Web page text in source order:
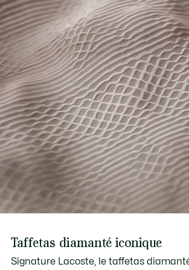
Crocodile en silicone sous la ceinture
Taffetas diamanté iconique
Signature Lacoste, le taffetas